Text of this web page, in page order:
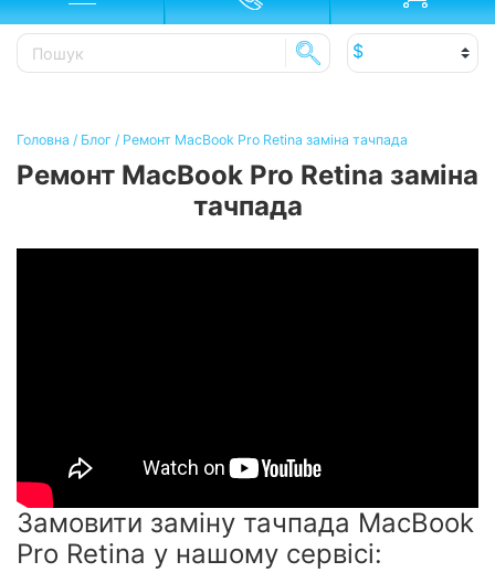
Головна / Блог / Ремонт MacBook Pro Retina заміна тачпада
Ремонт MacBook Pro Retina заміна
тачпада
Замовити заміну тачпада MacBook
Pro Retina у нашому сервісі: